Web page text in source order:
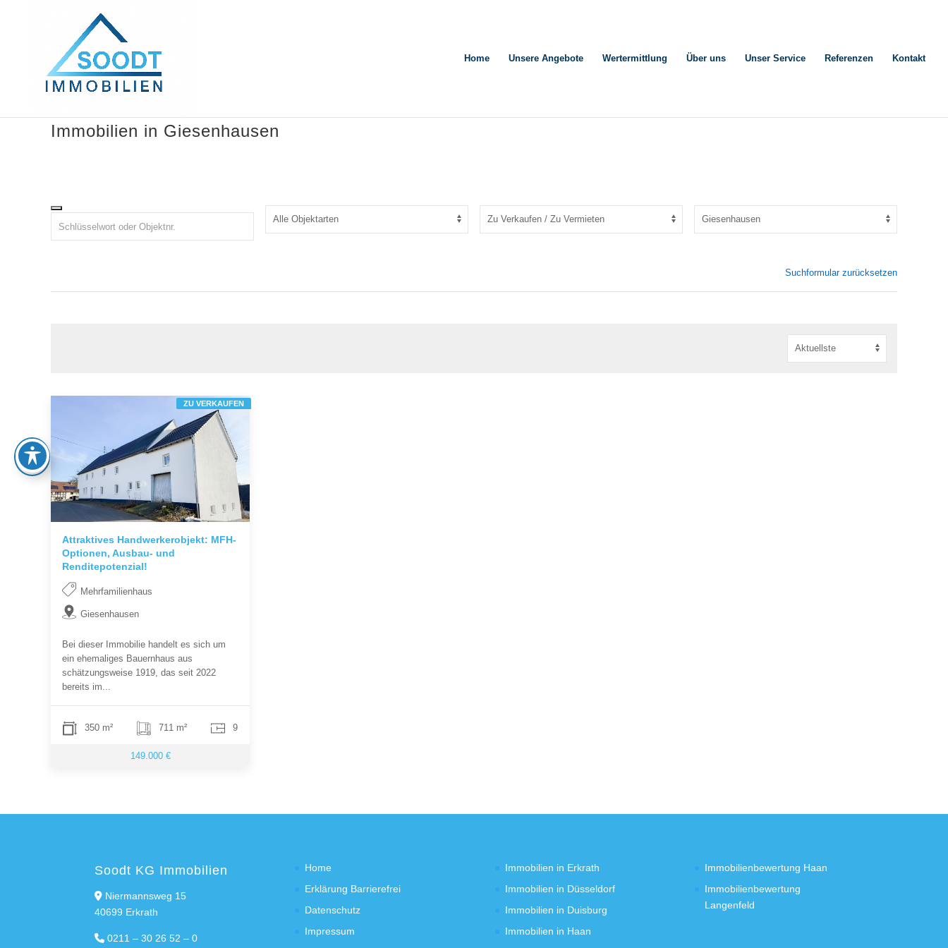
Home Unsere Angebote Wertermittlung Über uns Unser Service Referenzen Kontakt
Immobilien in Giesenhausen
Suchformular zurücksetzen
Attraktives Handwerkerobjekt: MFH-
Optionen, Ausbau- und
Renditepotenzial!
Mehrfamilienhaus
Giesenhausen
Bei dieser Immobilie handelt es sich um
ein ehemaliges Bauernhaus aus
schätzungsweise 1919, das seit 2022
bereits im...
350 m² 711 m² 9
149.000 €
ZU VERKAUFEN
Soodt KG Immobilien
Niermannsweg 15
40699 Erkrath
0211 – 30 26 52 – 0
Home
Erklärung Barrierefrei
Datenschutz
Impressum
Immobilien in Erkrath
Immobilien in Düsseldorf
Immobilien in Duisburg
Immobilien in Haan
Immobilienbewertung Haan
Immobilienbewertung
Langenfeld